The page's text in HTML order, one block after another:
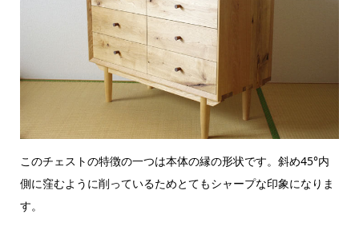
このチェストの特徴の一つは本体の縁の形状です。斜め45°内
側に窪むように削っているためとてもシャープな印象になりま
す。